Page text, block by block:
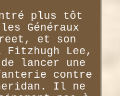
plus tôt
Généraux
et son
Fitzhugh Lee,
lancer une
contre
Il ne